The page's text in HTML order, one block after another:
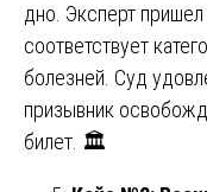
дно. Эксперт
соответствует
болезней. Суд
призывник
билет. 🏛️